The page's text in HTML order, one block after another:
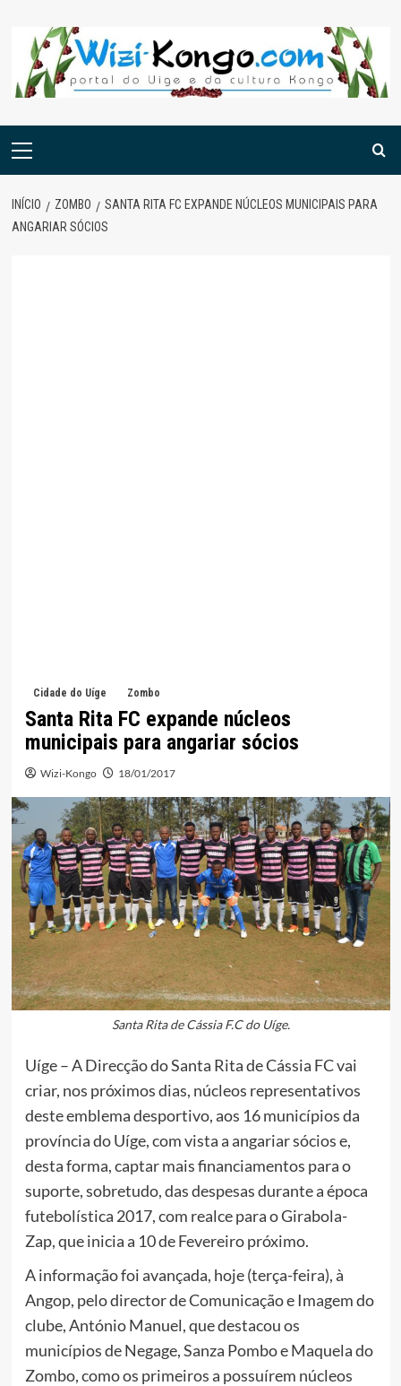
content
Menu
INÍCIO ZOMBO
SANTA RITA FC EXPANDE NÚCLEOS MUNICIPAIS PARA
ANGARIAR SÓCIOS
Cidade do Uíge Zombo
Santa Rita FC expande núcleos
municipais para angariar sócios
Wizi-Kongo 18/01/2017
Santa Rita de Cássia F.C do Uíge.
Uíge – A Direcção do Santa Rita de Cássia FC vai
criar, nos próximos dias, núcleos representativos
deste emblema desportivo, aos 16 municípios da
província do Uíge, com vista a angariar sócios e,
desta forma, captar mais financiamentos para o
suporte, sobretudo, das despesas durante a época
futebolística 2017, com realce para o Girabola-
Zap, que inicia a 10 de Fevereiro próximo.
A informação foi avançada, hoje (terça-feira), à
Angop, pelo director de Comunicação e Imagem do
clube, António Manuel, que destacou os
municípios de Negage, Sanza Pombo e Maquela do
Zombo, como os primeiros a possuírem núcleos